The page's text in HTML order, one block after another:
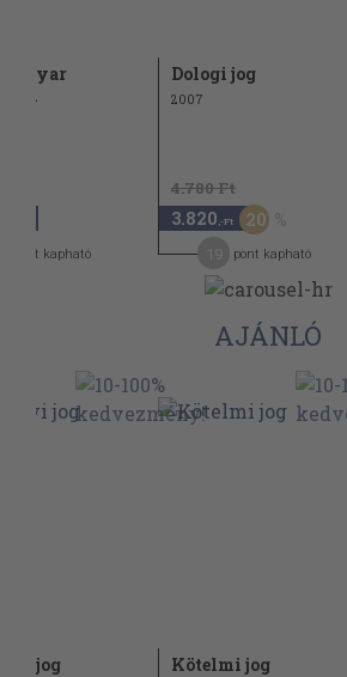
pont kapható
Dologi jog
2007
4.780 Ft
3.820 ,-Ft 20
pont kapható
AJÁNLÓ
jog Kötelmi jog